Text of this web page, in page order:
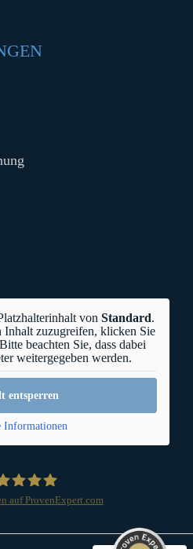
von Standard.
Inhalt zuzugreifen, klicken Sie
beachten Sie, dass dabei
weitergegeben werden.
entsperren
Informationen
auf ProvenExpert.com
Kundenbewertungen und Erfahrungen zu
OrthoCenter München